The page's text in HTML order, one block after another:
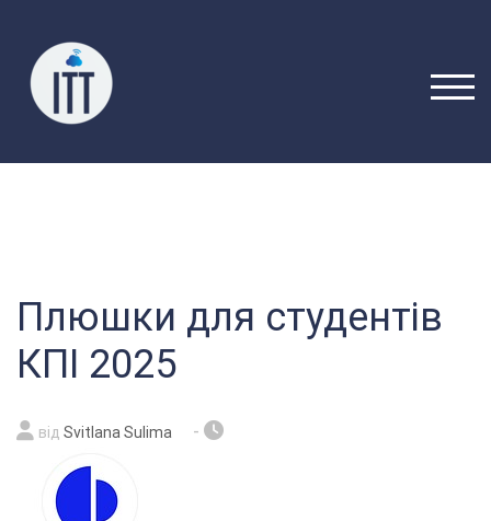
вмісту
Плюшки для студентів
КПІ 2025
від Svitlana Sulima -